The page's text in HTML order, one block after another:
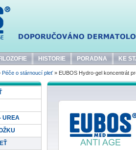
HISTORIE PORADNA KE
Péče o stárnoucí pleť» EUBOS Hydro-gel koncentrát
UREA